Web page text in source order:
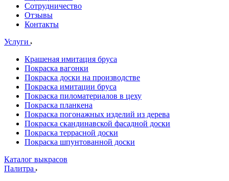
Сотрудничество
Отзывы
Контакты
Услуги
Крашеная имитация бруса
Покраска вагонки
Покраска доски на производстве
Покраска имитации бруса
Покраска пиломатериалов в цеху
Покраска планкена
Покраска погонажных изделий из дерева
Покраска скандинавской фасадной доски
Покраска террасной доски
Покраска шпунтованной доски
Каталог выкрасов
Палитра